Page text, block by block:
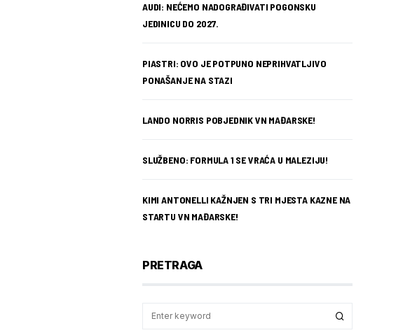
AUDI: NEĆEMO NADOGRAĐIVATI POGONSKU
JEDINICU DO 2027.
PIASTRI: OVO JE POTPUNO NEPRIHVATLJIVO
PONAŠANJE NA STAZI
LANDO NORRIS POBJEDNIK VN MAĐARSKE!
SLUŽBENO: FORMULA 1 SE VRAĆA U MALEZIJU!
KIMI ANTONELLI KAŽNJEN S TRI MJESTA KAZNE NA
STARTU VN MAĐARSKE!
PRETRAGA